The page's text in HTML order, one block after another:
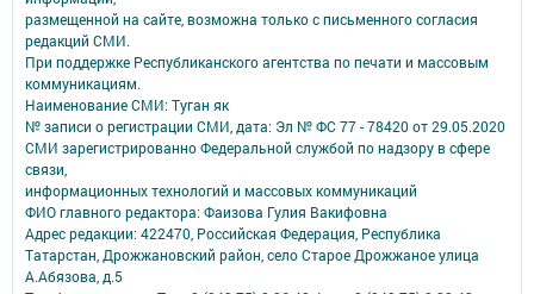
размещенной на сайте, возможна только с письменного согласия
редакций СМИ.
При поддержке Республиканского агентства по печати и массовым
коммуникациям.
Наименование СМИ: Туган як
№ записи о регистрации СМИ, дата: Эл № ФС 77 - 78420 от 29.05.2020
СМИ зарегистрированно Федеральной службой по надзору в сфере
связи,
информационных технологий и массовых коммуникаций
ФИО главного редактора: Фаизова Гулия Вакифовна
Адрес редакции: 422470, Российская Федерация, Республика
Татарстан, Дрожжановский район, село Старое Дрожжаное улица
А.Абязова, д.5